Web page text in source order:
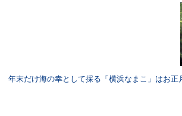
年末だけ海の幸として採る「横浜なまこ」はお